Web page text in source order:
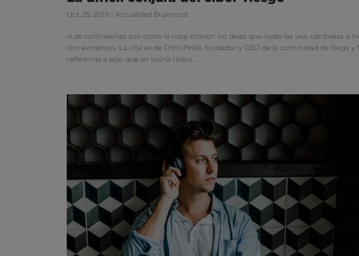
Oct 25, 2019 Actualidad Braintrust
«Las contraseñas son como la ropa interior: no dejes que nadie las vea, cámbialas a
con extraños». La cita es de Chris Pirillo, fundador y CEO de la comunidad de blogs
referencia a algo que en teoría todos...